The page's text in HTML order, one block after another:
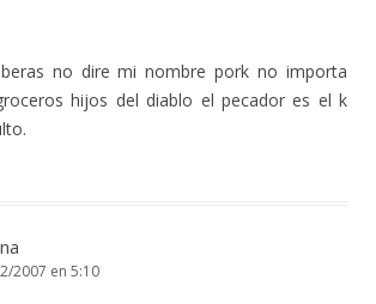
no dire mi nombre pork no importa
hijos del diablo el pecador es el k
2007 en 5:10